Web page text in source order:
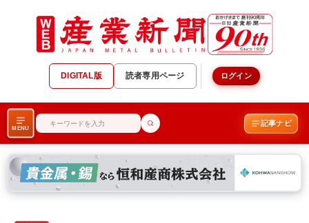
DIGITAL版 読者専用ページ ログイン
MENU
記事ナビ